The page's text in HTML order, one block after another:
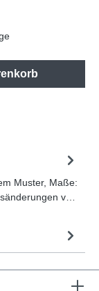
Muster, Maße:
v…